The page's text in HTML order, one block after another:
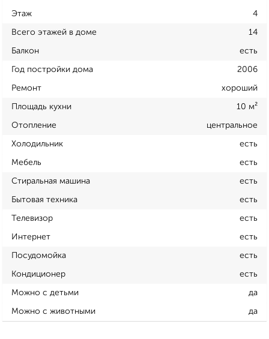
Этаж 4
Всего этажей в доме 14
Балкон есть
Год постройки дома 2006
Ремонт хороший
Площадь кухни 10 м²
Отопление центральное
Холодильник есть
Мебель есть
Стиральная машина есть
Бытовая техника есть
Телевизор есть
Интернет есть
Посудомойка есть
Кондиционер есть
Можно с детьми да
Можно с животными да